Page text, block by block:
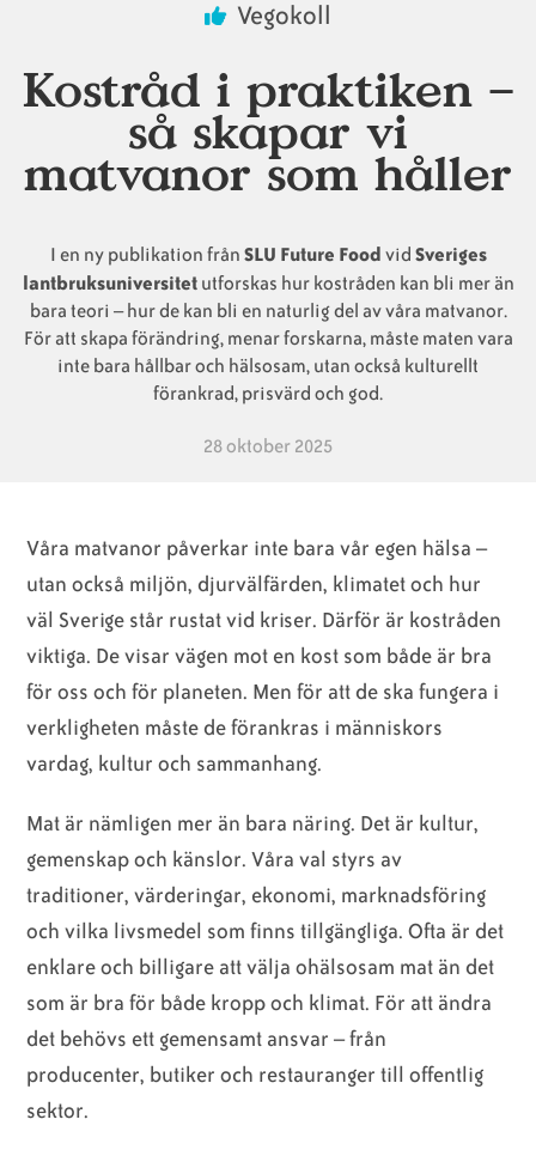
ingredienserkonsumentlistor
frågor
substitut
certifieringar
Vegokoll
Kostråd i praktiken –
så skapar vi
matvanor som håller
I en ny publikation från SLU Future Food vid Sveriges
lantbruksuniversitetutforskas hur kostråden kan bli mer än
bara teori – hur de kan bli en naturlig del av våra matvanor.
För att skapa förändring, menar forskarna, måste maten vara
inte bara hållbar och hälsosam, utan också kulturellt
förankrad, prisvärd och god.
28 oktober 2025
Våra matvanor påverkar inte bara vår egen hälsa –
utan också miljön, djurvälfärden, klimatet och hur
väl Sverige står rustat vid kriser. Därför är kostråden
viktiga. De visar vägen mot en kost som både är bra
för oss och för planeten. Men för att de ska fungera i
verkligheten måste de förankras i människors
vardag, kultur och sammanhang.
Mat är nämligen mer än bara näring. Det är kultur,
gemenskap och känslor. Våra val styrs av
traditioner, värderingar, ekonomi, marknadsföring
och vilka livsmedel som finns tillgängliga. Ofta är det
enklare och billigare att välja ohälsosam mat än det
som är bra för både kropp och klimat. För att ändra
det behövs ett gemensamt ansvar – från
producenter, butiker och restauranger till offentlig
sektor.